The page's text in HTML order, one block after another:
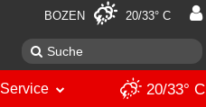
BOZEN 20/33° C
Service 20/33° C